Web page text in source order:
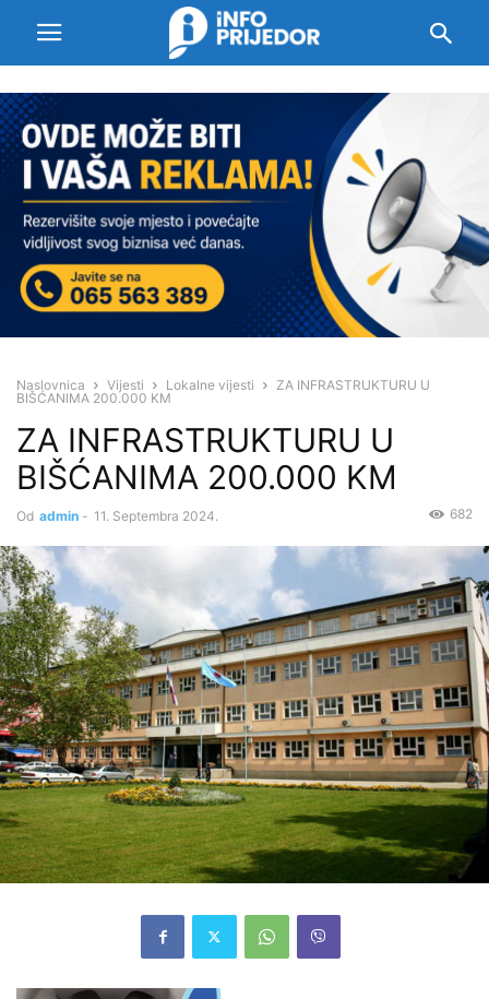
Naslovnica Vijesti Lokalne vijesti
ZA INFRASTRUKTURU U
BIŠĆANIMA 200.000 KM
ZA INFRASTRUKTURU U
BIŠĆANIMA 200.000 KM
Od admin - 11. Septembra 2024. 682